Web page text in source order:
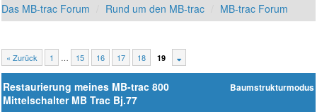
Das MB-trac Forum Rund um den MB-trac MB-trac Forum
« Zurück 1 … 15 16 17 18 19
Baumstrukturmodus
Restaurierung meines MB-trac 800
Mittelschalter MB Trac Bj.77